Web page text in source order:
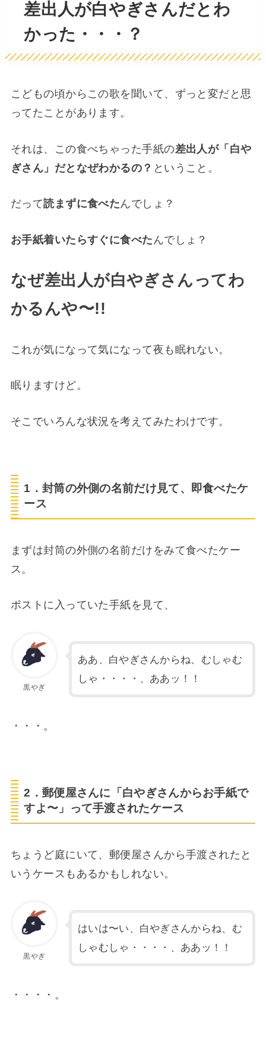
差出人が白やぎさんだとわ
かった・・・？
こどもの頃からこの歌を聞いて、ずっと変だと思
ってたことがあります。
それは、この食べちゃった手紙の差出人が「白や
ぎさん」だとなぜわかるの？ ということ。
だって読まずに食べたんでしょ？
お手紙着いたらすぐに食べた んでしょ？
なぜ差出人が白やぎさんってわ
かるんや〜!!
これが気になって気になって夜も眠れない。
眠りますけど。
そこでいろんな状況を考えてみたわけです。
1．封筒の外側の名前だけ見て、即食べたケ
ース
まずは封筒の外側の名前だけをみて食べたケー
ス。
ポストに入っていた手紙を見て、
黒やぎ
ああ、白やぎさんからね、むしゃむ
しゃ・・・・、ああッ！！
・・・。
2．郵便屋さんに「白やぎさんからお手紙で
すよ〜」って手渡されたケース
ちょうど庭にいて、郵便屋さんから手渡されたと
いうケースもあるかもしれない。
黒やぎ
はいは〜い、白やぎさんからね、む
しゃむしゃ・・・・、ああッ！！
・・・・。